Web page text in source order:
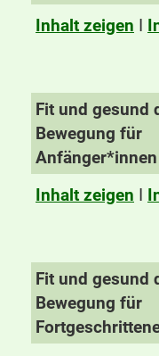
Inhalt zeigen I
Fit und gesund
Bewegung für
Anfänger*innen
Inhalt zeigen I
Fit und gesund
Bewegung für